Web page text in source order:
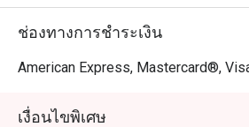
ช่องทางการชำระเงิน
American Express, Mastercard®,
เงื่อนไขพิเศษ